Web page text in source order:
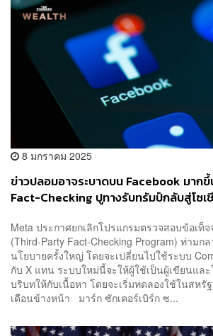
8 มกราคม 2025
ข่าวปลอมอาจระบาดบน Facebook มาก
Fact-Checking ปูทางรับทรัมป์กลับสู่โซเ
Meta ประกาศยกเลิกโปรแกรมตรวจสอบข้อเท็
(Third-Party Fact-Checking Program) ท่ามก
นโยบายครั้งใหญ่ โดยจะเปลี่ยนไปใช้ระบบ
กับ X แทน ระบบใหม่นี้จะให้ผู้ใช้เป็นผู้เขียนแล
บริบทให้กับเนื้อหา โดยจะเริ่มทดลองใช้ในสหรั
เดือนข้างหน้า มาร์ก ซักเคอร์เบิร์ก ซ...